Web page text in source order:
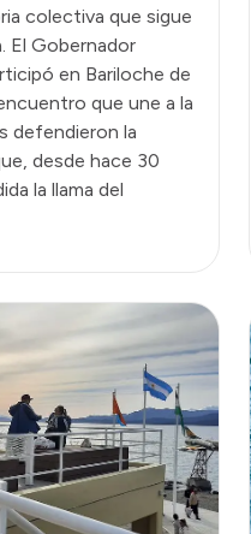
colectiva que sigue
El Gobernador
en Bariloche de
que une a la
defendieron la
desde hace 30
la llama del